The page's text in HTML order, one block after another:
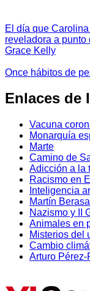
El día que
reveladora a
Grace Kelly
Once hábitos de
Enlaces de
Vacuna
Monarquía
Marte
Camino de
Adicción a la
Racismo en
Inteligencia
Martín
Nazismo y II
Animales en
Misterios del
Cambio
Arturo Pérez-